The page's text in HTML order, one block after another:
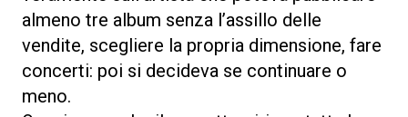
almeno tre album senza l’assillo delle
vendite, scegliere la propria dimensione, fare
concerti: poi si decideva se continuare o
meno.